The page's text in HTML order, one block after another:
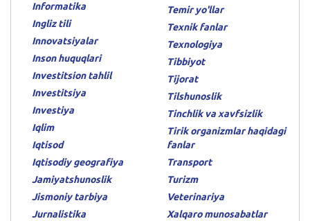
Informatika
Ingliz tili
Innovatsiyalar
Inson huquqlari
Investitsion tahlil
Investitsiya
Investiya
Iqlim
Iqtisod
Iqtisodiy geografiya
Jamiyatshunoslik
Jismoniy tarbiya
Jurnalistika
Temir yo'llar
Texnik fanlar
Texnologiya
Tibbiyot
Tijorat
Tilshunoslik
Tinchlik va xavfsizlik
Tirik organizmlar haqidagi
fanlar
Transport
Turizm
Veterinariya
Xalqaro munosabatlar